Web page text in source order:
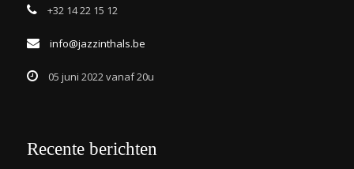
+32 14 22 15 12
info@jazzinthals.be
05 juni 2022 vanaf 20u
Recente berichten